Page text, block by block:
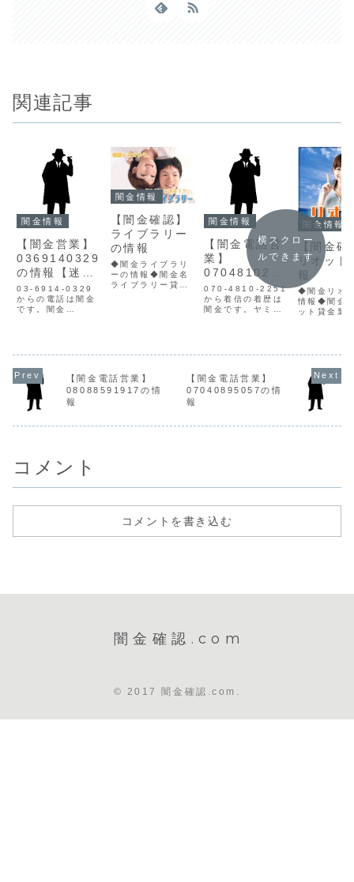
関連記事
闇金情報
【闇金営業】
0369140329
の情報【迷惑
電話】
03-6914-0329
からの電話は闇金
です。闇金
登録もなく、信用
情報がありませ
ん。最初は丁寧な
対応でも、都合が
悪くなると攻撃的
闇金情報
【闇金確認】
ライブラリー
の情報
◆闇金ライブラリ
ーの情報◆闇金名
ライブラリー貸金
貸金業登録が確認
先もなく、住所も
デタラメであり、
信用できる企業情
報がありません...
闇金情報
【闇金電話営
業】
0704810225
1の情報
070-4810-2251
から着信の着歴は
闇金です。ヤミ金
す。ですが、紹介
通りの融通は行わ
闇金情報
【闇金確
リオット
報
◆闇金リオ
情報◆闇金
ット貸金業
先メールリ
認したら、
号が確認で
んでした。
ころか会社
存在するも
なく、架空
横スクロー
ルできます
【闇金電話営業】
08088591917の情
報
【闇金電話営業】
07040895057の情
報
コメント
コメントを書き込む
闇金確認.com
© 2017 闇金確認.com.